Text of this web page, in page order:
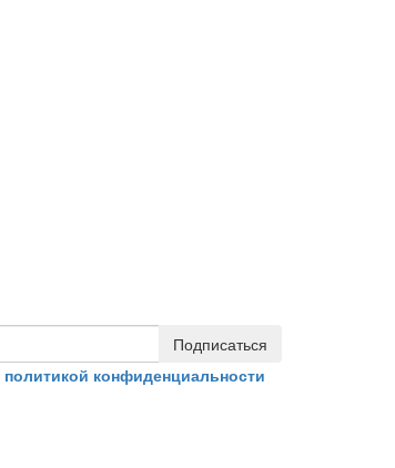
Подписаться
политикой конфиденциальности